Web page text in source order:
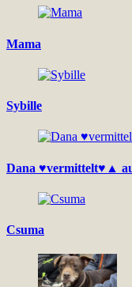
Mama
Sybille
Dana ♥vermittelt♥▲
Csuma